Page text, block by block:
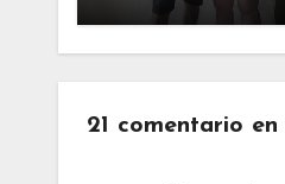
21 comentario